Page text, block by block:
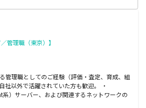
管理職（東京）】
管理職としてのご経験（評価・査定、育成、組
社以外で活躍されていた方も歓迎。 ・
）サーバー、および関連するネットワークの